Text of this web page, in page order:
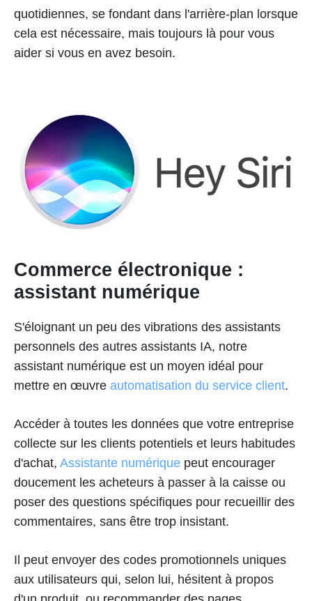
quotidiennes, se fondant dans l'arrière-plan lorsque
cela est nécessaire, mais toujours là pour vous
aider si vous en avez besoin.
Commerce électronique :
assistant numérique
S'éloignant un peu des vibrations des assistants
personnels des autres assistants IA, notre
assistant numérique est un moyen idéal pour
mettre en œuvre automatisation du service client.
Accéder à toutes les données que votre entreprise
collecte sur les clients potentiels et leurs habitudes
d'achat, Assistante numérique peut encourager
doucement les acheteurs à passer à la caisse ou
poser des questions spécifiques pour recueillir des
commentaires, sans être trop insistant.
Il peut envoyer des codes promotionnels uniques
aux utilisateurs qui, selon lui, hésitent à propos